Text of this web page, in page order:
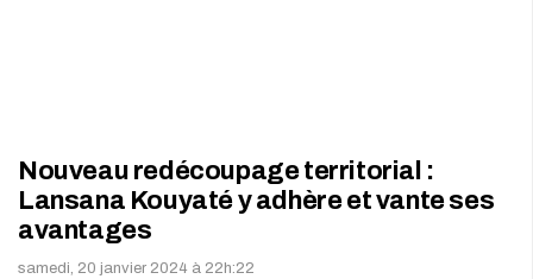
Nouveau redécoupage territorial :
Lansana Kouyaté y adhère et vante ses
avantages
samedi, 20 janvier 2024 à 22h:22